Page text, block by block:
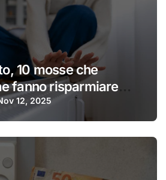
10 mosse che
fanno risparmiare
trucchi migliori per
spettacolare
12, 2025